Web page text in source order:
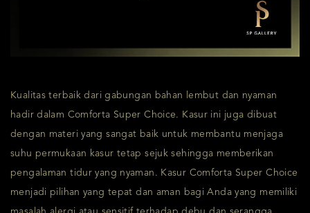
Kualitas terbaik dari gabungan bahan lembut dan nyaman
hadir dalam Comforta Super Choice. Kasur ini juga dibuat
dengan materi yang sangat baik untuk membantu menjaga
suhu permukaan kasur tetap sejuk sehingga memberikan
pengalaman tidur yang nyaman. Kasur Comforta Super Choice
menjadi pilihan yang tepat dan aman bagi Anda yang memiliki